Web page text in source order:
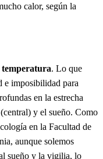
calor, según la
temperatura. Lo que
e imposibilidad para
en la estrecha
y el sueño. Como
en la Facultad de
aunque solemos
sueño y la vigilia, lo